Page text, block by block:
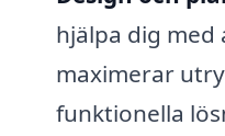
hjälpa dig med
maximerar
funktionella